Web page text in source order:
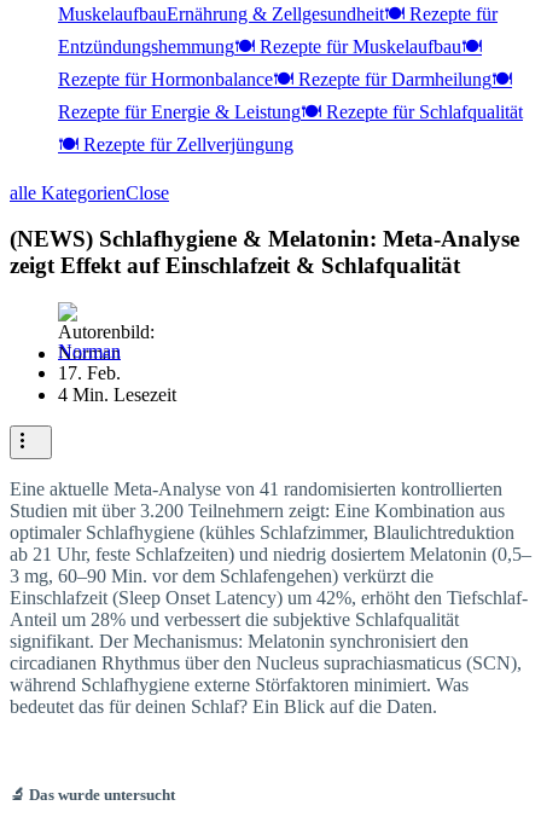
MuskelaufbauErnährung & Zellgesundheit🍽️ Rezepte für
Entzündungshemmung🍽️ Rezepte für Muskelaufbau🍽️
Rezepte für Hormonbalance🍽️ Rezepte für Darmheilung🍽️
Rezepte für Energie & Leistung🍽️ Rezepte für Schlafqualität
🍽️ Rezepte für Zellverjüngung
alle KategorienClose
(NEWS) Schlafhygiene & Melatonin: Meta-Analyse
zeigt Effekt auf Einschlafzeit & Schlafqualität
Norman
17. Feb.
4 Min. Lesezeit
Eine aktuelle Meta-Analyse von 41 randomisierten kontrollierten
Studien mit über 3.200 Teilnehmern zeigt: Eine Kombination aus
optimaler Schlafhygiene (kühles Schlafzimmer, Blaulichtreduktion
ab 21 Uhr, feste Schlafzeiten) und niedrig dosiertem Melatonin (0,5–
3 mg, 60–90 Min. vor dem Schlafengehen) verkürzt die
Einschlafzeit (Sleep Onset Latency) um 42%, erhöht den Tiefschlaf-
Anteil um 28% und verbessert die subjektive Schlafqualität
signifikant. Der Mechanismus: Melatonin synchronisiert den
circadianen Rhythmus über den Nucleus suprachiasmaticus (SCN),
während Schlafhygiene externe Störfaktoren minimiert. Was
bedeutet das für deinen Schlaf? Ein Blick auf die Daten.
🔬 Das wurde untersucht